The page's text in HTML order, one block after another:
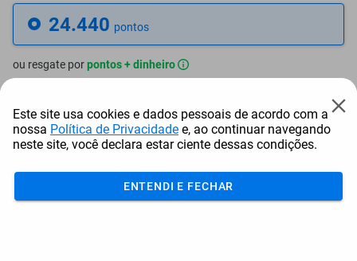
24.440 pontos
ou resgate porpontos + dinheiro
20.774 pontos + R$ 168,64
Este site usa cookies e dados pessoais de acordo com a
nossa Política de Privacidade e, ao continuar navegando
neste site, você declara estar ciente dessas condições.
ENTENDI E FECHAR